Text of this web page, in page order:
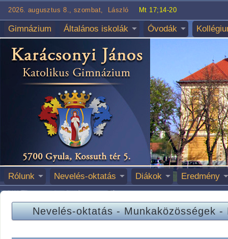
2026. augusztus 8., szombat, László Mt 17;14-20
Gimnázium Általános iskolák Óvodák
Rólunk Nevelés-oktatás Diákok Eredmény
Nevelés-oktatás-Munkaközösségek-